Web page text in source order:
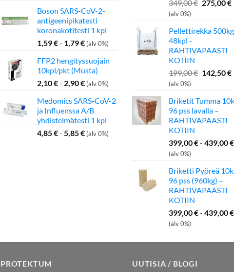
Boson SARS-CoV-2-
antigeenipikatesti
koronakotitesti 1 kpl
1,59€- 1,79€ (alv 0%)
FFP2 hengityssuojain
10kpl/pkt (Musta)
2,10€- 2,90€ (alv 0%)
Medomics SARS-CoV-2
ja Influenssa A/B
yhdistelmätesti 1 kpl
4,85€- 5,85€ (alv 0%)
349,00€
349,00 €.
275,00€
(alv 0%)
Pellettirekka
48kpl -
RAHTIVAPAASTI
KOTIIN
199,00€
199,00 €.
142,50€
(alv 0%)
Briketit Tumma
96 pss lavalla –
RAHTIVAPAASTI
KOTIIN
399,00€- 439,00€
(alv 0%)
Briketti Pyöreä
96 pss (960kg) –
RAHTIVAPAASTI
KOTIIN
399,00€- 439,00€
(alv 0%)
PROTEKTUM UUTISIA / BLOGI